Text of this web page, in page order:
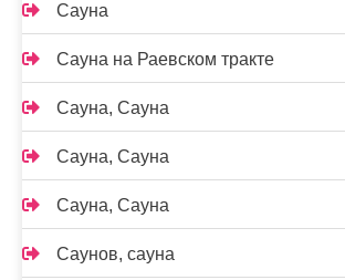
Сауна
Сауна на Раевском тракте
Сауна, Сауна
Сауна, Сауна
Сауна, Сауна
Саунов, сауна